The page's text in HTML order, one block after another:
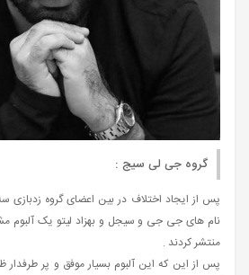
گروه جی لی سیج :
پس از ایجاد اختلاف در بین اعضای گروه زدبازی
نام های جی جی و سیجل و بهزاد لیتو یک آلبوم
منتشر کردند .
پس از این که این آلبوم بسیار موفق و پر